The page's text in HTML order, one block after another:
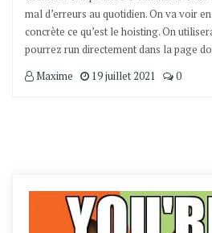
mal d’erreurs au quotidien. On va voir
concrète ce qu’est le hoisting. On
pourrez run directement dans la page
Maxime
19 juillet 2021 0